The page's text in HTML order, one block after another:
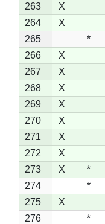
263
X
264
X
265
*
266
X
267
X
268
X
269
X
270
X
271
X
272
X
273
X *
274
*
275
X
276
*